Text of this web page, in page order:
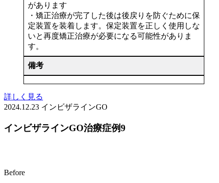
があります
・矯正治療が完了した後は後戻りを防ぐために保
定装置を装着します。保定装置を正しく使用しな
いと再度矯正治療が必要になる可能性がありま
す。
備考
詳しく見る
2024.12.23 インビザラインGO
インビザラインGO治療症例9
Before